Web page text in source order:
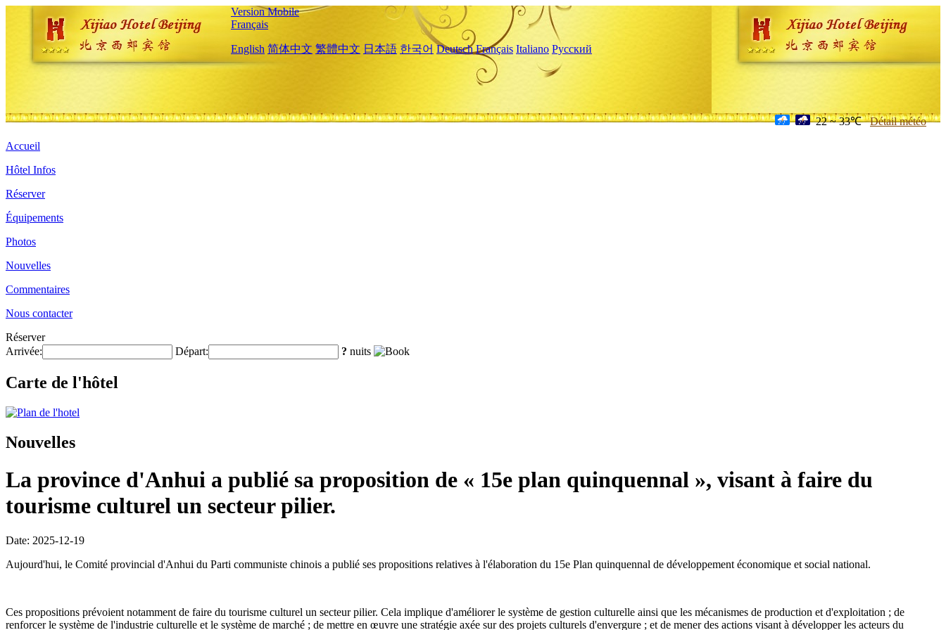
Version Mobile
Français
English 简体中文 繁體中文 日本語 한국어 Deutsch Français Italiano Русский
22 ~ 33℃ Détail météo
Accueil
Hôtel Infos
Réserver
Équipements
Photos
Nouvelles
Commentaires
Nous contacter
Réserver
Arrivée:
Départ: ? nuits
Carte de l'hôtel
Nouvelles
La province d'Anhui a publié sa proposition de « 15e plan quinquennal », visant à faire du
tourisme culturel un secteur pilier.
Date: 2025-12-19
Aujourd'hui, le Comité provincial d'Anhui du Parti communiste chinois a publié ses propositions relatives à l'élaboration du 15e Plan quinquennal de développement économique et social national.
Ces propositions prévoient notamment de faire du tourisme culturel un secteur pilier. Cela implique d'améliorer le système de gestion culturelle ainsi que les mécanismes de production et d'exploitation ; de
renforcer le système de l'industrie culturelle et le système de marché ; de mettre en œuvre une stratégie axée sur des projets culturels d'envergure ; et de mener des actions visant à développer les acteurs du